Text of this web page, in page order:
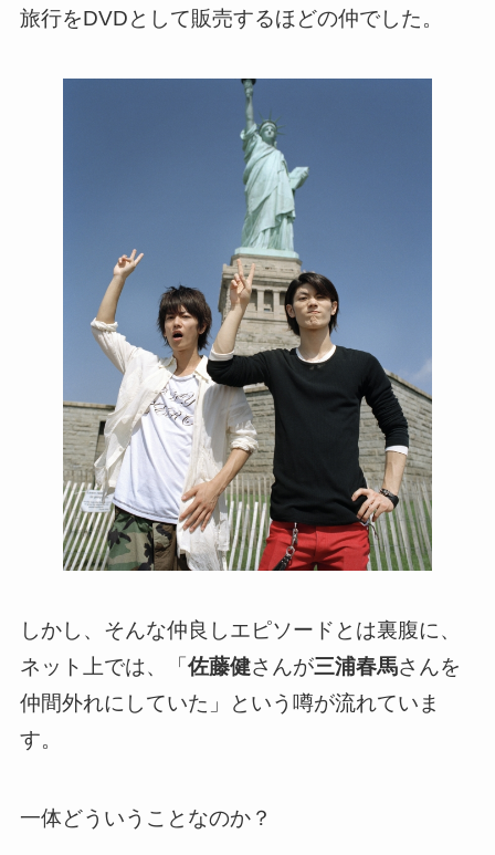
旅行をDVDとして販売するほどの仲でした。
しかし、そんな仲良しエピソードとは裏腹に、
ネット上では、「 佐藤健さんが三浦春馬さんを
仲間外れにしていた」という噂が流れていま
す。
一体どういうことなのか？